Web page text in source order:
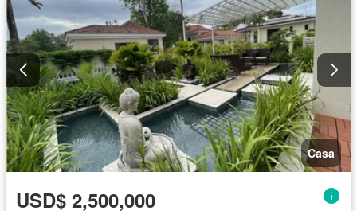
Casa
USD$ 2,500,000